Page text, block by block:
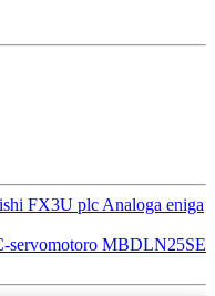
FX3U plc Analoga eniga
servomotoro MBDLN25SE